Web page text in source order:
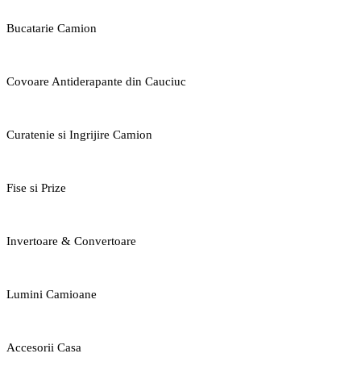
Bucatarie Camion
Covoare Antiderapante din Cauciuc
Curatenie si Ingrijire Camion
Fise si Prize
Invertoare & Convertoare
Lumini Camioane
Accesorii Casa